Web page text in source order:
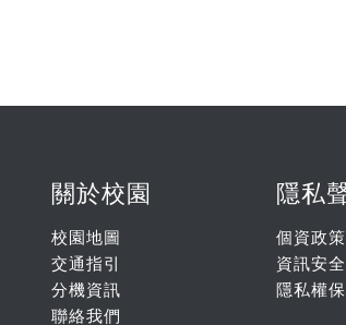
關於校園
校園地圖
交通指引
分機資訊
聯絡我們
隱私
個資政策
資訊安全
隱私權